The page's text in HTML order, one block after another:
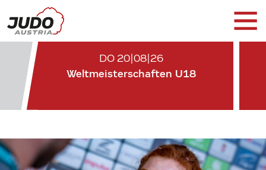
DO 20|08|26
Weltmeisterschaften U18